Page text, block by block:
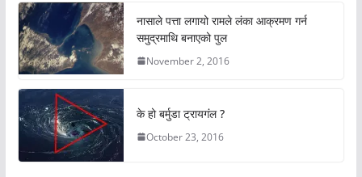
नासाले पत्ता लगायो रामले लंका आक्रमण गर्न
समुद्रमाथि बनाएको पुल
November 2, 2016
के हो बर्मुडा ट्रायगंल ?
October 23, 2016